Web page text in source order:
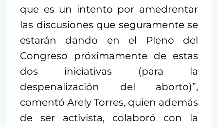
que es un intento por amedrentar
las discusiones que seguramente se
estarán dando en el Pleno del
Congreso próximamente de estas
dos iniciativas (para la
despenalización del aborto)”,
comentó Arely Torres, quien además
de ser activista, colaboró con la